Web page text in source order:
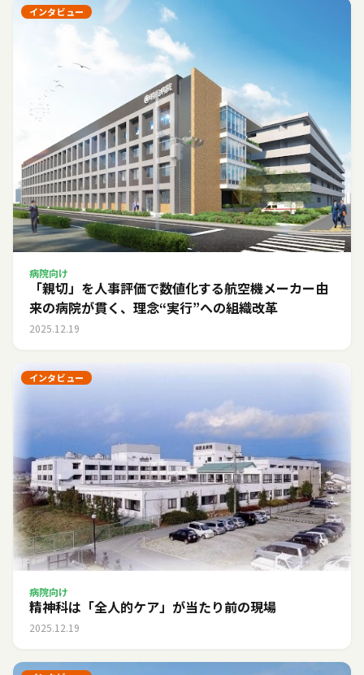
インタビュー
病院向け
「親切」を人事評価で数値化する――航空機メーカー由
来の病院が貫く、理念“実行”への組織改革
2025.12.19
インタビュー
病院向け
精神科は「全人的ケア」が当たり前の現場
2025.12.19